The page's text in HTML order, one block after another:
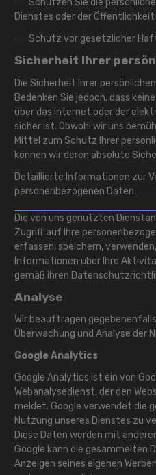
·
Schützen Sie die
Dienstes oder der Öffentlichkeit
· Schutz vor gesetzlicher
Sicherheit Ihrer
Die Sicherheit Ihrer
Bedenken Sie jedoch, dass
über das Internet oder der
sicher ist. Obwohl wir uns
Mittel zum Schutz Ihrer
können wir deren absolute
Detaillierte Informationen zur
personenbezogenen Daten
Die von uns genutzten
Zugriff auf Ihre
erfassen, speichern,
Informationen über Ihre
gemäß ihren
Analyse
Wir beauftragen
Überwachung und Analyse der
Google Analytics
Google Analytics ist ein von
Webanalysedienst, der den
meldet. Google verwendet die
Nutzung unseres Dienstes zu
Diese Daten werden mit
Google kann die gesammelten
Anzeigen seines eigenen